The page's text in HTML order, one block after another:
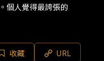
個人覺得最誇張的
收藏 URL